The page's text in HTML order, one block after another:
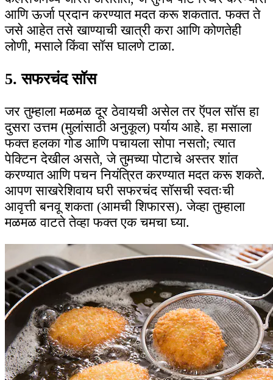
आणि ऊर्जा प्रदान करण्यात मदत करू शकतात. फक्त ते
जसे आहेत तसे खाण्याची खात्री करा आणि कोणतेही
लोणी, मसाले किंवा सॉस घालणे टाळा.
5. सफरचंद सॉस
जर तुम्हाला मळमळ दूर ठेवायची असेल तर ऍपल सॉस हा
दुसरा उत्तम (मुलांसाठी अनुकूल) पर्याय आहे. हा मसाला
फक्त हलका गोड आणि पचायला सोपा नसतो; त्यात
पेक्टिन देखील असते, जे तुमच्या पोटाचे अस्तर शांत
करण्यात आणि पचन नियंत्रित करण्यात मदत करू शकते.
आपण साखरेशिवाय घरी सफरचंद सॉसची स्वतःची
आवृत्ती बनवू शकता (आमची शिफारस). जेव्हा तुम्हाला
मळमळ वाटते तेव्हा फक्त एक चमचा घ्या.